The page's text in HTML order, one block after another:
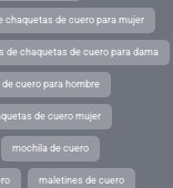
chaquetas de cuero para mujer
de chaquetas de cuero para dama
cuero para hombre
de cuero mujer
mochila de cuero
maletines de cuero